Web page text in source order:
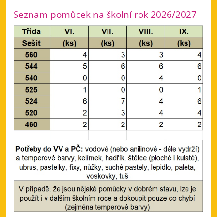
pohádky!:
Seznam pomůcek na školní rok 2026/2027